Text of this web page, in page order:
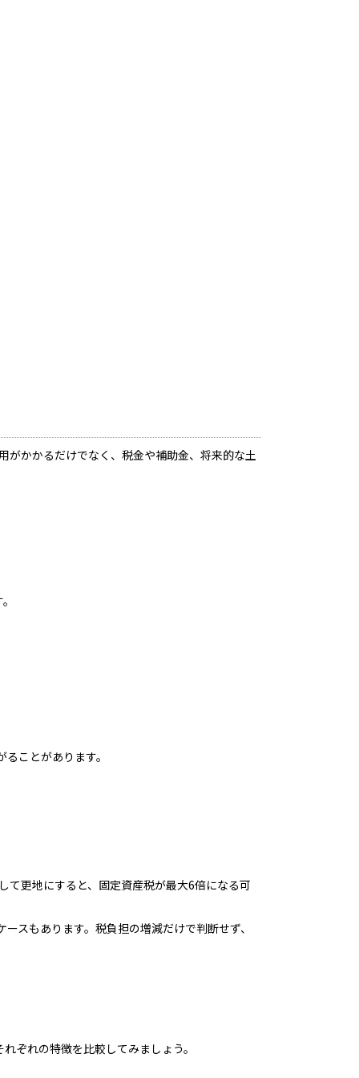
がかかるだけでなく、税金や補助金、将来的な土
ことがあります。
て更地にすると、固定資産税が最大6倍になる可
スもあります。税負担の増減だけで判断せず、
ぞれの特徴を比較してみましょう。